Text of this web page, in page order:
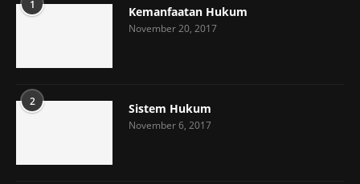
1 Kemanfaatan Hukum
November 20, 2017
2 Sistem Hukum
November 6, 2017